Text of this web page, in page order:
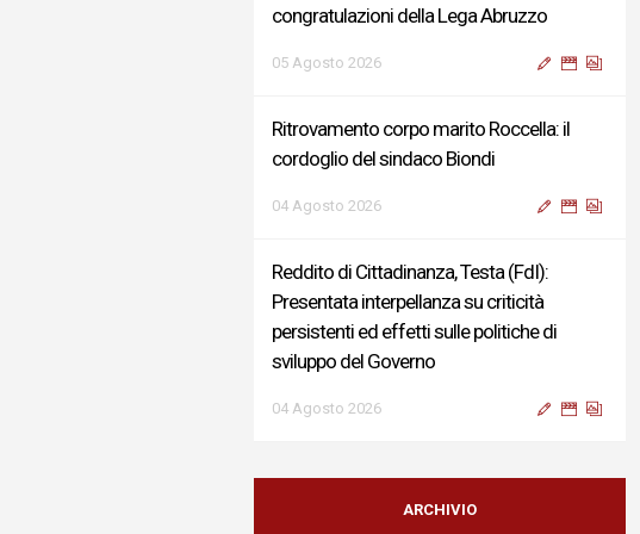
congratulazioni della Lega Abruzzo
05 Agosto 2026
Ritrovamento corpo marito Roccella: il
cordoglio del sindaco Biondi
04 Agosto 2026
Reddito di Cittadinanza, Testa (FdI):
Presentata interpellanza su criticità
persistenti ed effetti sulle politiche di
sviluppo del Governo
04 Agosto 2026
Sigismondi, Liris e Testa: “Profondo
cordoglio e vicinanza al Ministro Roccella e
ARCHIVIO